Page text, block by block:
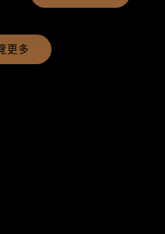
更多